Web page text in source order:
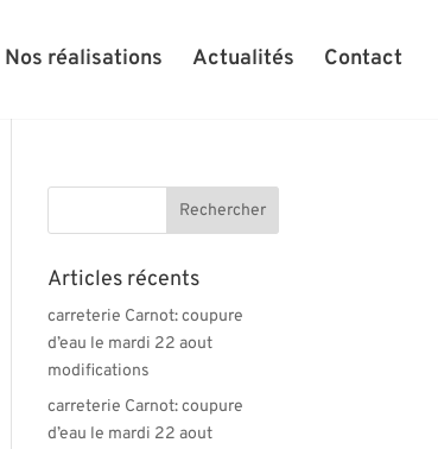
Nos réalisations Actualités Contact
Articles récents
carreterie Carnot: coupure
d’eau le mardi 22 aout
modifications
carreterie Carnot: coupure
d’eau le mardi 22 aout